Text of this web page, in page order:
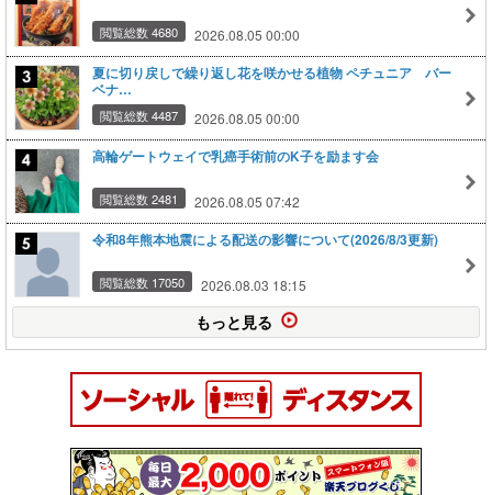
閲覧総数 4680 2026.08.05 00:00
夏に切り戻しで繰り返し花を咲かせる植物 ペチュニア バー
ベナ…
閲覧総数 4487 2026.08.05 00:00
高輪ゲートウェイで乳癌手術前のK子を励ます会
閲覧総数 2481 2026.08.05 07:42
令和8年熊本地震による配送の影響について(2026/8/3更新)
閲覧総数 17050 2026.08.03 18:15
もっと見る